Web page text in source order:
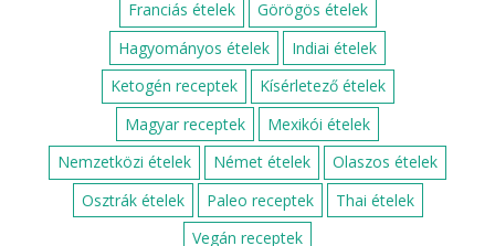
Franciás ételek
Görögös ételek
Hagyományos ételek
Indiai ételek
Ketogén receptek
Kísérletező ételek
Magyar receptek
Mexikói ételek
Nemzetközi ételek
Német ételek
Olaszos ételek
Osztrák ételek
Paleo receptek
Thai ételek
Vegán receptek